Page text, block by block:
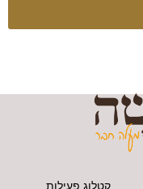
קטלוג פעילות